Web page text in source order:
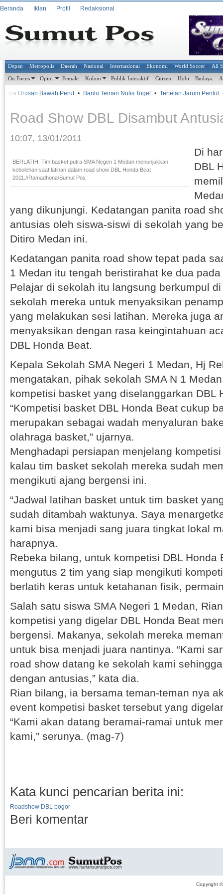
Beranda Iklan Profil Redaksional
Depan Metropolis Daerah Nasional Internasional Ekonomi World Soccer All
On Focus Opini Female Kolom Publik Interaktif Citizen Hobi Budaya
Urusan Bawah Perut • Bantu Teman Nulis Togel Tertelan Jarum Pentol
Road Show DBL Disambut
10:07, 13/01/2011
BERLATIH: Tim basket putra SMA Negeri 1 Medan menunjukkan
kebolehan saat latihan dalam road show DBL Honda Beat
2011.//Ramadhona/Sumut Pos
Di
DBL
yang dikunjungi. Kedatangan panita road
antusias oleh siswa-siswi di sekolah yang
Ditiro Medan ini.
Kedatangan panita road show tepat pada
1 Medan itu tengah beristirahat ke dua
Pelajar di sekolah itu langsung berkumpul
sekolah mereka untuk menyaksikan
yang melakukan sesi latihan. Mereka juga
menyaksikan dengan rasa keingintahuan
DBL Honda Beat.
Kepala Sekolah SMA Negeri 1 Medan, Hj
mengatakan, pihak sekolah SMA N 1
kompetisi basket yang diselanggarkan DBL
“Kompetisi basket DBL Honda Beat cukup
merupakan sebagai wadah menyaluran
olahraga basket,” ujarnya.
Menghadapi persiapan menjelang
kalau tim basket sekolah mereka sudah
mengikuti ajang bergensi ini.
“Jadwal latihan basket untuk tim basket
sudah ditambah waktunya. Saya
kami bisa menjadi sang juara tingkat lokal
harapnya.
Rebeka bilang, untuk kompetisi DBL Honda
mengutus 2 tim yang siap mengikuti
berlatih keras untuk ketahanan fisik,
Salah satu siswa SMA Negeri 1 Medan,
kompetisi yang digelar DBL Honda Beat
bergensi. Makanya, sekolah mereka
untuk bisa menjadi juara nantinya. “Kami
road show datang ke sekolah kami
dengan antusias,” kata dia.
Rian bilang, ia bersama teman-teman nya
event kompetisi basket tersebut yang
“Kami akan datang beramai-ramai untuk
kami,” serunya. (mag-7)
Kata kunci pencarian berita ini:
Roadshow DBL bogor
Beri komentar
Copyright